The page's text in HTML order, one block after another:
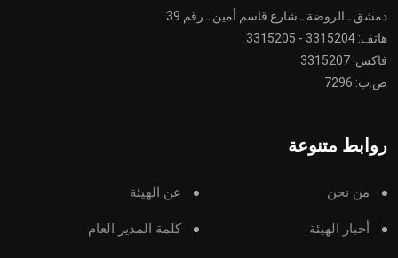
دمشق ـ الروضة ـ شارع قاسم أمين ـ رقم 39
هاتف: 3315204 - 3315205
فاكس: 3315207
ص.ب: 7296
روابط متنوعة
من نحن عن الهيئة
أخبار الهيئة كلمة المدير العام